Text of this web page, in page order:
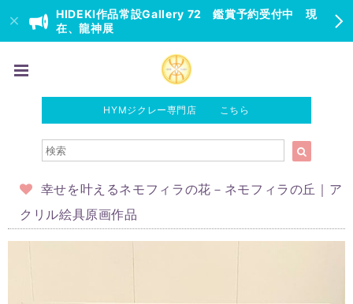
HIDEKI作品常設Gallery 72 鑑賞予約受付中 現
在、龍神展
HYMジクレー専門店 こちら
幸せを叶えるネモフィラの花－ネモフィラの丘｜ア
クリル絵具原画作品